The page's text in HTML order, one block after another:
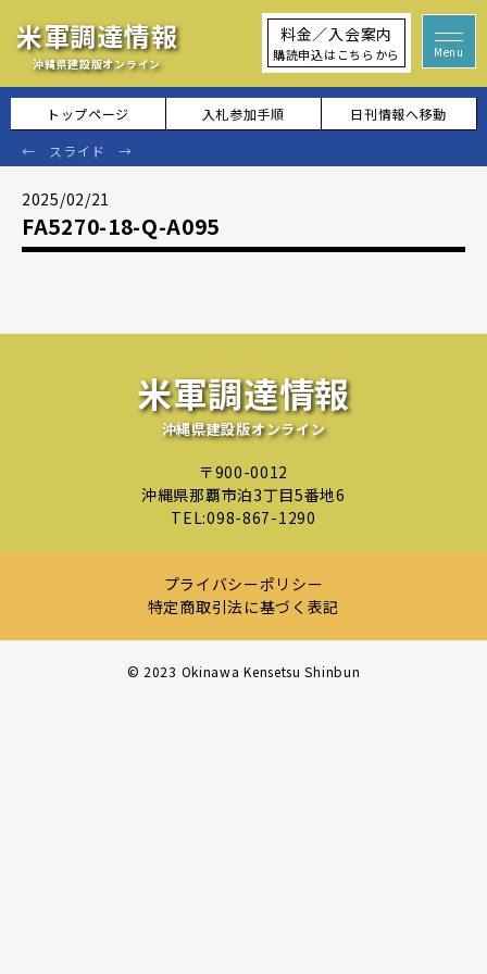
米軍調達情報
沖縄県建設版オンライン
料金／入会案内
購読申込はこちらから
トップページ 入札参加手順 日刊情報へ移動
2025/02/21
FA5270-18-Q-A095
米軍調達情報
沖縄県建設版オンライン
〒900-0012
沖縄県那覇市泊3丁目5番地6
TEL:098-867-1290
プライバシーポリシー
特定商取引法に基づく表記
©︎ 2023 Okinawa Kensetsu Shinbun